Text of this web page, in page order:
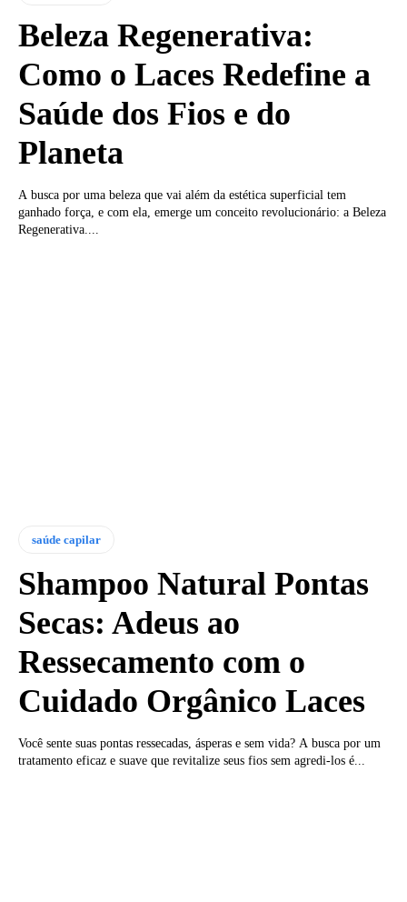
Beleza Regenerativa:
Como o Laces Redefine a
Saúde dos Fios e do
Planeta
A busca por uma beleza que vai além da estética superficial tem
ganhado força, e com ela, emerge um conceito revolucionário: a Beleza
Regenerativa....
saúde capilar
Shampoo Natural Pontas
Secas: Adeus ao
Ressecamento com o
Cuidado Orgânico Laces
Você sente suas pontas ressecadas, ásperas e sem vida? A busca por um
tratamento eficaz e suave que revitalize seus fios sem agredi-los é...